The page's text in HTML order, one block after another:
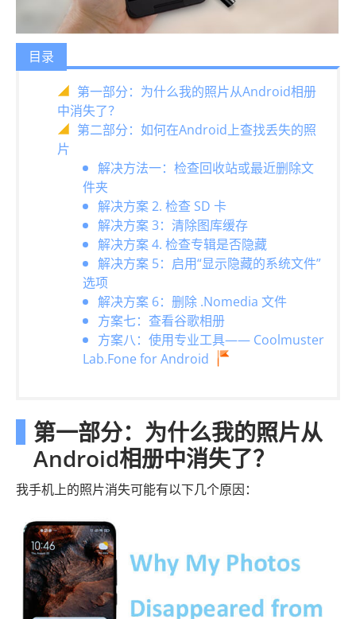
目录
第一部分：为什么我的照片从Android相册
中消失了？
第二部分：如何在Android上查找丢失的照
片
解决方法一：检查回收站或最近删除文
件夹
解决方案 2. 检查 SD 卡
解决方案 3：清除图库缓存
解决方案 4. 检查专辑是否隐藏
解决方案 5：启用“显示隐藏的系统文件”
选项
解决方案 6：删除 .Nomedia 文件
方案七：查看谷歌相册
方案八：使用专业工具—— Coolmuster
Lab.Fone for Android
第一部分：为什么我的照片从
Android相册中消失了？
我手机上的照片消失可能有以下几个原因：